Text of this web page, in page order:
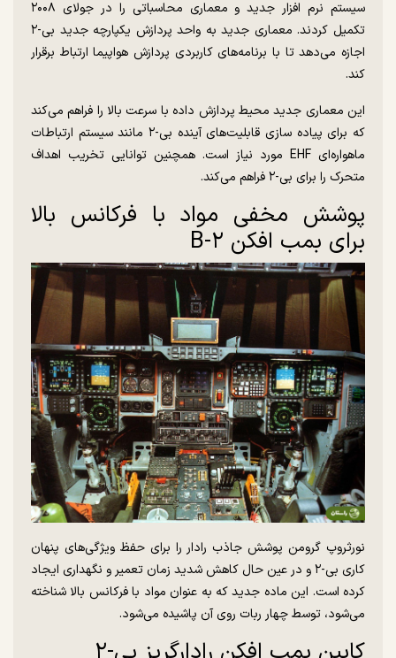
سیستم نرم افزار جدید و معماری محاسباتی را در جولای ۲۰۰۸
تکمیل کردند. معماری جدید به واحد پردازش یکپارچه جدید بی-۲
اجازه می‌دهد تا با برنامه‌های کاربردی پردازش هواپیما ارتباط برقرار
کند.
این معماری جدید محیط پردازش داده با سرعت بالا را فراهم می‌کند
که برای پیاده سازی قابلیت‌های آینده بی-۲ مانند سیستم ارتباطات
ماهواره‌ای EHF مورد نیاز است. همچنین توانایی تخریب اهداف
متحرک را برای بی-۲ فراهم می‌کند.
پوشش مخفی مواد با فرکانس بالا
برای بمب افکن B-۲
نورثروپ گرومن پوشش جاذب رادار را برای حفظ ویژگی‌های پنهان
کاری بی-۲ و در عین حال کاهش شدید زمان تعمیر و نگهداری ایجاد
کرده است. این ماده جدید که به عنوان مواد با فرکانس بالا شناخته
می‌شود، توسط چهار ربات روی آن پاشیده می‌شود.